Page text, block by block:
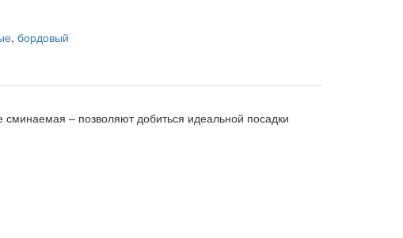
, бордовый
сминаемая – позволяют добиться идеальной посадки